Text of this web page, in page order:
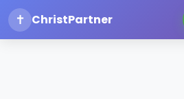
✝ ChristPartner